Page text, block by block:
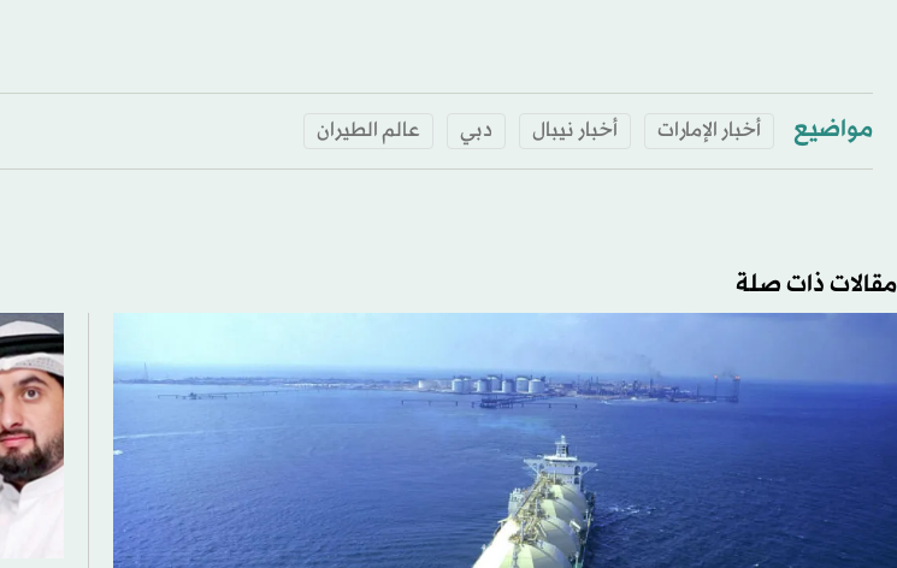
مواضيع أخبار الإمارات أخبار نيبال دبي عالم الطيران
مقالات ذات صلة